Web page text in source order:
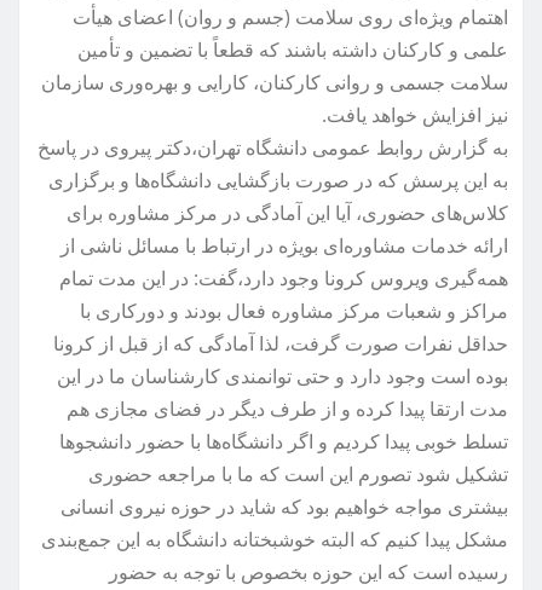
اهتمام ویژه‌ای روی سلامت (جسم و روان) اعضای هیأت
علمی و کارکنان داشته باشند که قطعاً با تضمین و تأمین
سلامت جسمی و روانی کارکنان، کارایی و بهره‌وری سازمان
نیز افزایش خواهد یافت.
به گزارش روابط عمومی دانشگاه تهران،دکتر پیروی در پاسخ
به این پرسش که در صورت بازگشایی دانشگاه‌ها و برگزاری
کلاس‌های حضوری، آیا این آمادگی در مرکز مشاوره برای
ارائه خدمات مشاوره‌ای بویژه در ارتباط با مسائل ناشی از
همه‌گیری ویروس کرونا وجود دارد،گفت: در این مدت تمام
مراکز و شعبات مرکز مشاوره فعال بودند و دورکاری با
حداقل نفرات صورت گرفت، لذا آمادگی که از قبل از کرونا
بوده است وجود دارد و حتی توانمندی کارشناسان ما در این
مدت ارتقا پیدا کرده و از طرف دیگر در فضای مجازی هم
تسلط خوبی پیدا کردیم و اگر دانشگاه‌ها با حضور دانشجوها
تشکیل شود تصورم این است که ما با مراجعه حضوری
بیشتری مواجه خواهیم بود که شاید در حوزه نیروی انسانی
مشکل پیدا کنیم که البته خوشبختانه دانشگاه به این جمع‌بندی
رسیده است که این حوزه بخصوص با توجه به حضور